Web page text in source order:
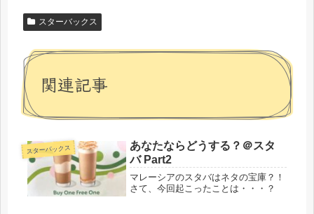
スターバックス
関連記事
スターバックス
あなたならどうする？＠スタ
バ Part2
マレーシアのスタバはネタの宝庫？！
さて、今回起こったことは・・・？